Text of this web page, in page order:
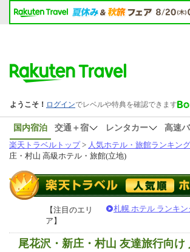
国内宿泊 交通＋宿 レンタカー 高速
楽天トラベルトップ> 人気ホテル・旅館ランキング
庄・村山 高級ホテル・旅館(立地)
【注目のエリ
ア】
札幌 ホテル ランキン
尾花沢・新庄・村山 友達旅行向